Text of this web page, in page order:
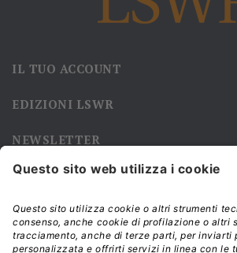
IL TUO ACCOUNT
EDIZIONI LSWR
NEWSLETTER
Iscriviti alla nostra newsletter e rimani sempre